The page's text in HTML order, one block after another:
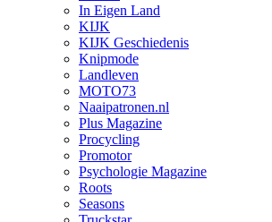
In Eigen Land
KIJK
KIJK Geschiedenis
Knipmode
Landleven
MOTO73
Naaipatronen.nl
Plus Magazine
Procycling
Promotor
Psychologie Magazine
Roots
Seasons